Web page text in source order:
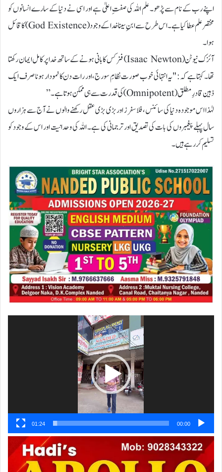
اپنے رب کے نام سے پڑھو۔ علم اللہ کی صفتِ اعلیٰ ہے اور اسی نے دنیا کے سارے انسانوں کو
مختصر علم عطا کیا ہے۔ اس طرح سے ابنِ سینا خدا کے وجود (God Existence) کا قائل
ہوا۔
آئزک نیوٹن (Isaac Newton) فزکس کا بانی ہونے کے ساتھ خدا پر کامل ایمان رکھتا
تھا۔ کہتا ہے کہ: "یہ انتہائی خوب صورت نظامِ سورج، اور رات دن کا نمودار ہونا صرف ایک
ذہین قادرِ مطلق (Omnipotent) کی قدرت سے ہی ممکن ہوتا ہے۔”
لہٰذا اس موجودہ دنیا کی سائنس، فلاسفرز اور بڑی بڑی عقل رکھنے والوں نے آج سے ہزاروں
سال پہلے پیغمبروں کی بات کی تصدیق اور ترجمانی کی ہے۔ اللہ کی وحدانیت اور اس کے وجود کو
تسلیم کر رہے ہیں۔
00:00
01:24